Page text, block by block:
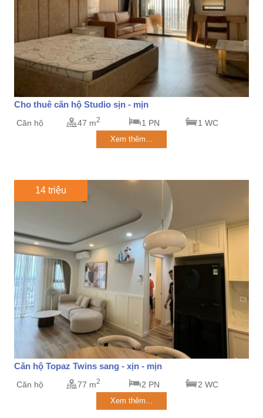
Cho thuê căn hộ Studio sịn - mịn
Căn hộ 47 m2 1 PN 1 WC
Xem thêm...
14 triệu
Căn hộ Topaz Twins sang - xịn - mịn
Căn hộ 77 m2 2 PN 2 WC
Xem thêm...